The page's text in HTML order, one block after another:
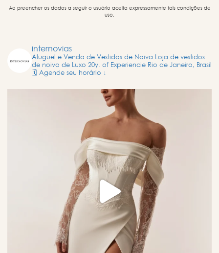
Ao preencher os dados a seguir o usuário aceita expressamente tais condições de
uso.
internovias
Aluguel e Venda de Vestidos de Noiva Loja de vestidos
de noiva de Luxo 20y. of Experiencie Rio de Janeiro, Brasil
🗓️ Agende seu horário ↓